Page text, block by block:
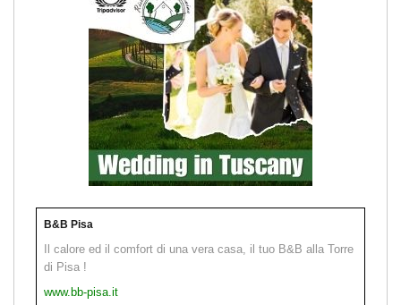
B&B Pisa
Il calore ed il comfort di una vera casa, il tuo B&B alla Torre
di Pisa !
www.bb-pisa.it